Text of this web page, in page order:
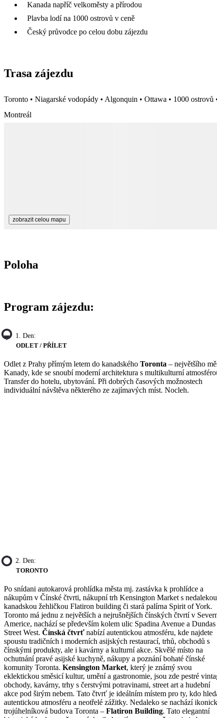
Kanada napříč velkoměsty a přírodou
Plavba lodí na 1000 ostrovů v ceně
Český průvodce po celou dobu zájezdu
Trasa zájezdu
Toronto • Niagarské vodopády • Algonquin • Ottawa • 1000 ostrovů
Montreál
zobrazit celou mapu
Poloha
Program zájezdu:
1. Den:
ODLET / PŘÍLET
Odlet z Prahy přímým letem do kanadského Toronta – největšího
Kanady, kde se snoubí moderní architektura s multikulturní
Transfer do hotelu, ubytování. Při dobrých časových možnostech
individuální návštěva některého ze zajímavých míst. Nocleh.
2. Den:
TORONTO
Po snídani autokarová prohlídka města mj. zastávka k prohlídce a
nákupům v Čínské čtvrti, nákupní trh Kensington Market s nedalekou
kanadskou žehličkou Flatiron building či stará palírna Spirit of York.
Toronto má jednu z největších a nejrušnějších čínských čtvrtí v
Americe, nachází se především kolem ulic Spadina Avenue a Dundas
Street West. Čínská čtvrťnabízí autentickou atmosféru, kde najdete
spoustu tradičních i moderních asijských restaurací, trhů, obchodů s
čínskými produkty, ale i kavárny a kulturní akce. Skvělé místo na
ochutnání pravé asijské kuchyně, nákupy a poznání bohaté čínské
komunity Toronta. Kensington Market, který je známý svou
eklektickou směsicí kultur, umění a gastronomie, jsou zde pestré
obchody, kavárny, trhy s čerstvými potravinami, street art a hudební
akce pod širým nebem. Tato čtvrť je ideálním místem pro ty, kdo
autentickou atmosféru a neotřelé zážitky. Nedaleko se nachází
trojúhelníková budova Toronta – Flatiron Building. Tato elegantní